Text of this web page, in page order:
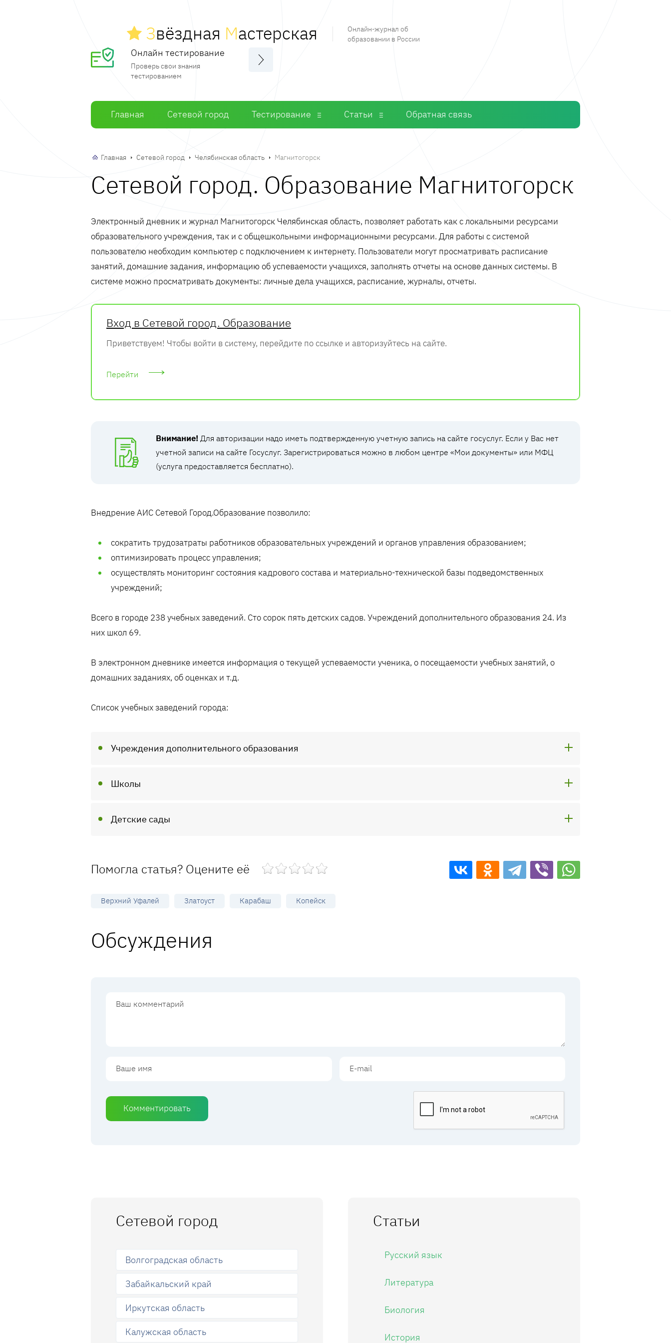
Звёздная Мастерская
Онлайн-журнал об
образовании в России
Онлайн тестирование
Проверь свои знания
тестированием
Главная Сетевой город Тестирование Статьи Обратная связь
Главная Сетевой город Челябинская область Магнитогорск
Сетевой город. Образование Магнитогорск
Электронный дневник и журнал Магнитогорск Челябинская область, позволяет работать как с локальными ресурсами
образовательного учреждения, так и с общешкольными информационными ресурсами. Для работы с системой
пользователю необходим компьютер с подключением к интернету. Пользователи могут просматривать расписание
занятий, домашние задания, информацию об успеваемости учащихся, заполнять отчеты на основе данных системы. В
системе можно просматривать документы: личные дела учащихся, расписание, журналы, отчеты.
Вход в Сетевой город. Образование
Приветствуем! Чтобы войти в систему, перейдите по ссылке и авторизуйтесь на сайте.
Перейти
Внимание! Для авторизации надо иметь подтвержденную учетную запись на сайте госуслуг. Если у Вас нет
учетной записи на сайте Госуслуг. Зарегистрироваться можно в любом центре «Мои документы» или МФЦ
(услуга предоставляется бесплатно).
Внедрение АИС Сетевой Город.Образование позволило:
сократить трудозатраты работников образовательных учреждений и органов управления образованием;
оптимизировать процесс управления;
осуществлять мониторинг состояния кадрового состава и материально-технической базы подведомственных
учреждений;
Всего в городе 238 учебных заведений. Сто сорок пять детских садов. Учреждений дополнительного образования 24. Из
них школ 69.
В электронном дневнике имеется информация о текущей успеваемости ученика, о посещаемости учебных занятий, о
домашних заданиях, об оценках и т.д.
Список учебных заведений города:
Учреждения дополнительного образования
Школы
Детские сады
Помогла статья? Оцените её
Верхний Уфалей Златоуст Карабаш Копейск
Обсуждения
Комментировать
Сетевой город
Волгоградская область
Забайкальский край
Иркутская область
Калужская область
Статьи
Русский язык
Литература
Биология
История